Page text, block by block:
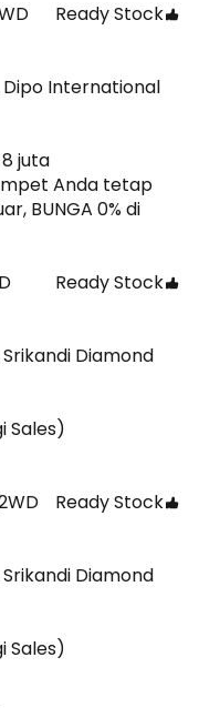
Ready Stock
Dipo International
juta
Anda tetap
BUNGA 0% di
Ready Stock
Diamond
Sales)
Ready Stock
Diamond
Sales)